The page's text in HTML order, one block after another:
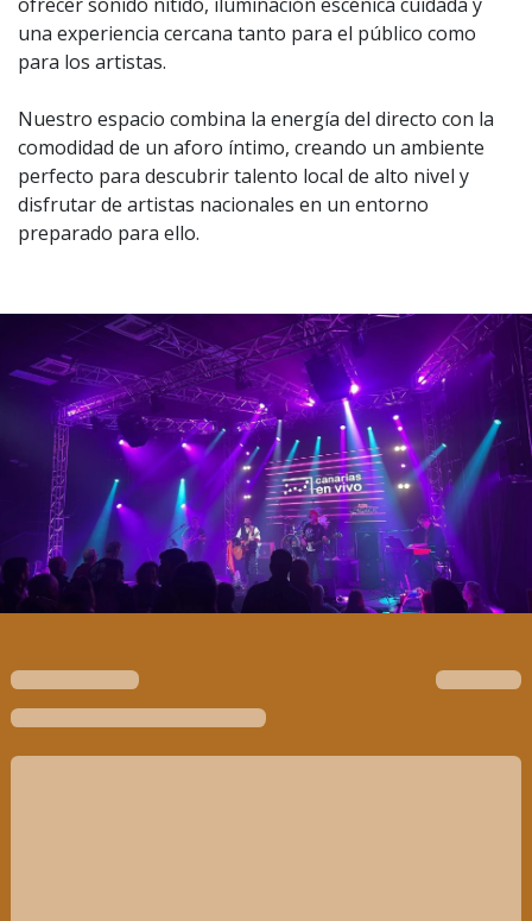
una experiencia cercana tanto para el público como
para los artistas.
Nuestro espacio combina la energía del directo con la
comodidad de un aforo íntimo, creando un ambiente
perfecto para descubrir talento local de alto nivel y
disfrutar de artistas nacionales en un entorno
preparado para ello.